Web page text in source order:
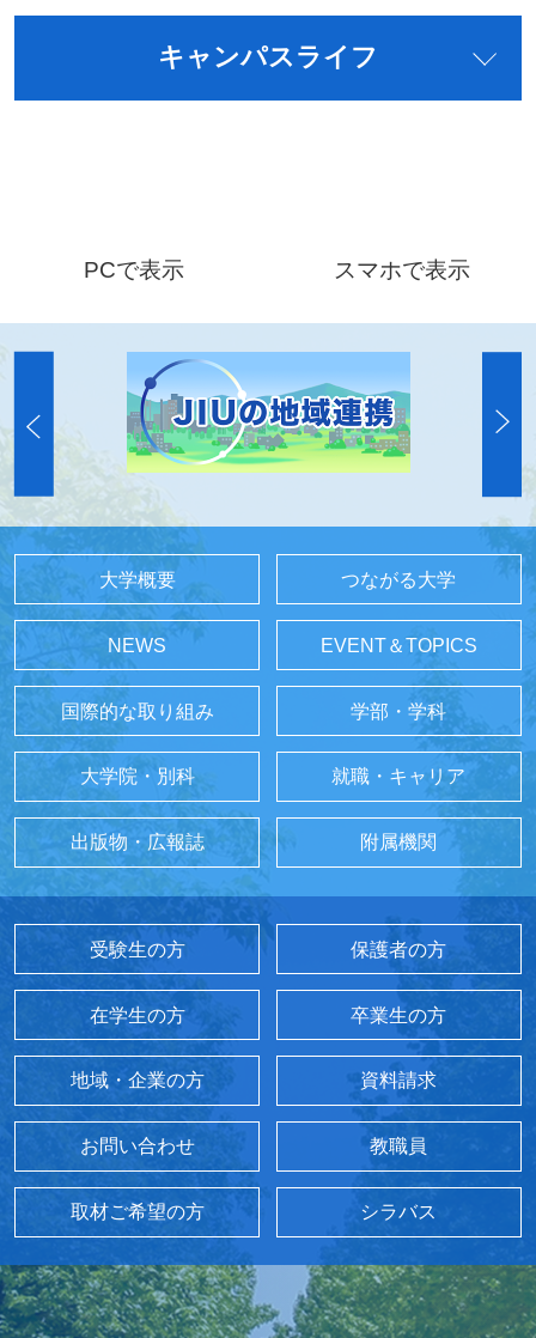
キャンパスライフ
PCで表示 スマホで表示
大学概要 つながる大学
NEWS EVENT＆TOPICS
国際的な取り組み 学部・学科
大学院・別科 就職・キャリア
出版物・広報誌 附属機関
受験生の方 保護者の方
在学生の方 卒業生の方
地域・企業の方 資料請求
お問い合わせ 教職員
取材ご希望の方 シラバス